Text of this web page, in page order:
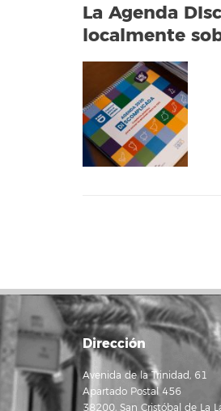
La Agenda
localmente
Dirección
Avenida de la Trinidad, 61
Apartado Postal 456
38200, San Cristóbal de La